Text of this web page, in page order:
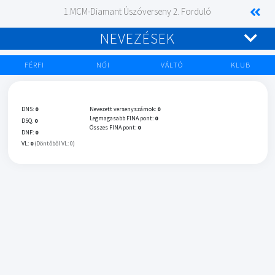
1.MCM-Diamant Úszóverseny 2. Forduló
NEVEZÉSEK
FÉRFI NŐI VÁLTÓ KLUB
DNS: 0
DSQ: 0
DNF: 0
VL: 0 (Döntőből VL: 0)
Nevezett versenyszámok: 0
Legmagasabb FINA pont: 0
Összes FINA pont: 0